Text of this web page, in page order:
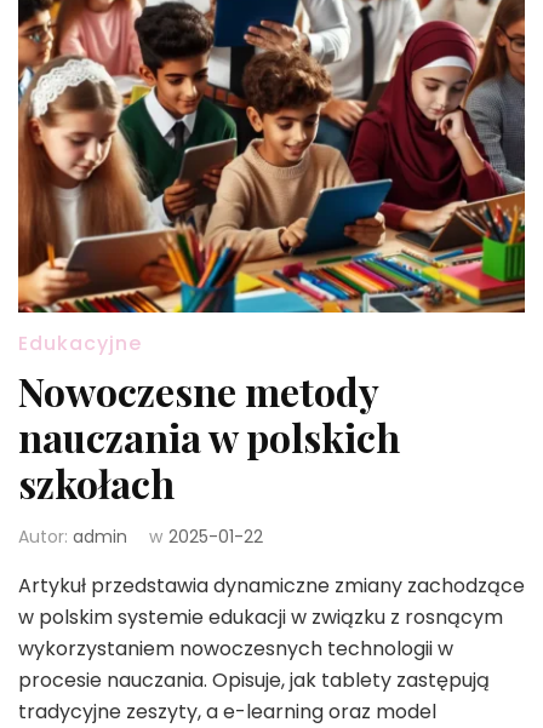
Edukacyjne
Nowoczesne metody
nauczania w polskich
szkołach
Autor: admin w 2025-01-22
Artykuł przedstawia dynamiczne zmiany zachodzące
w polskim systemie edukacji w związku z rosnącym
wykorzystaniem nowoczesnych technologii w
procesie nauczania. Opisuje, jak tablety zastępują
tradycyjne zeszyty, a e-learning oraz model